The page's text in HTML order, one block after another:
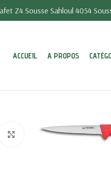
Z4 Sousse Sahloul 4054
ACCUEIL A PROPOS
Click to enlarge